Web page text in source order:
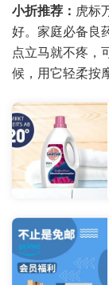
小折推荐： 虎标
好。家庭必备良
点立马就不疼，
候，用它轻柔按